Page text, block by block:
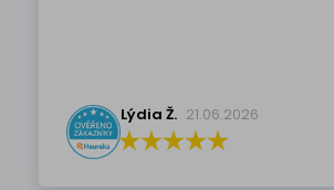
Lýdia Ž. 21.06.2026